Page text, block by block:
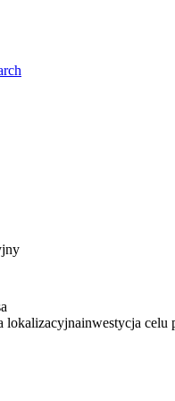
lokalizacyjnainwestycja celu